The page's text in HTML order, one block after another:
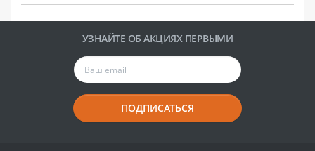
УЗНАЙТЕ ОБ АКЦИЯХ ПЕРВЫМИ
ПОДПИСАТЬСЯ